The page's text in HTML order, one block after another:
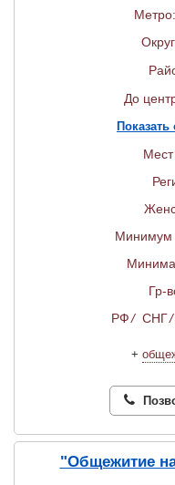
Метро:
До
Минимум
Гр-
РФ/ СНГ/
+
"Общежитие